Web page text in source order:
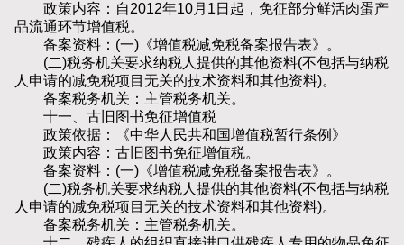
政策内容：自2012年10月1日起，免征部分鲜活肉蛋产
品流通环节增值税。
备案资料：(一)《增值税减免税备案报告表》。
(二)税务机关要求纳税人提供的其他资料(不包括与纳税
人申请的减免税项目无关的技术资料和其他资料)。
备案税务机关：主管税务机关。
十一、古旧图书免征增值税
政策依据：《中华人民共和国增值税暂行条例》
政策内容：古旧图书免征增值税。
备案资料：(一)《增值税减免税备案报告表》。
(二)税务机关要求纳税人提供的其他资料(不包括与纳税
人申请的减免税项目无关的技术资料和其他资料)。
备案税务机关：主管税务机关。